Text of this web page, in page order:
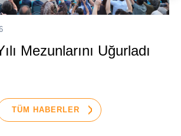
Mezunlarını Uğurladı
TÜM HABERLER